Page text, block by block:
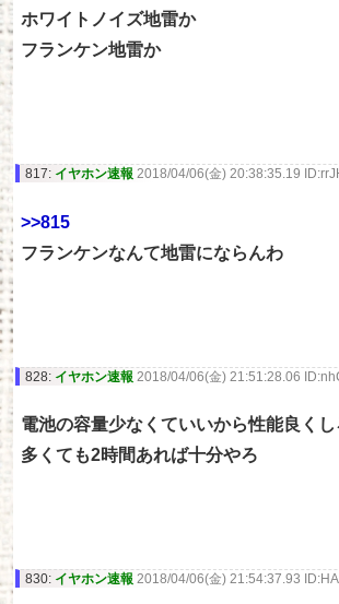
ホワイトノイズ地雷か
フランケン地雷か
817: イヤホン速報 2018/04/06(金) 20:38:35.19
>>815
フランケンなんて地雷にならんわ
828: イヤホン速報 2018/04/06(金) 21:51:28.06
電池の容量少なくていいから性能良くし
多くても2時間あれば十分やろ
830: イヤホン速報 2018/04/06(金) 21:54:37.93